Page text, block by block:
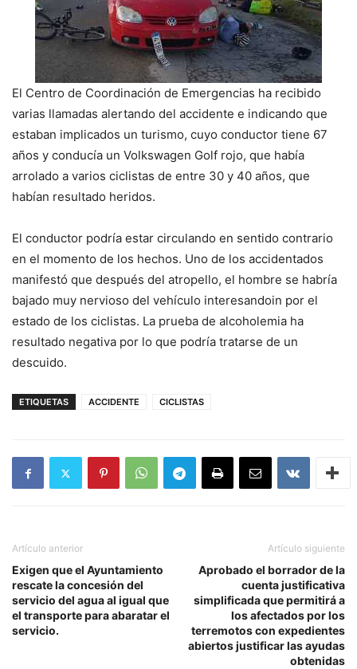
El Centro de Coordinación de Emergencias ha recibido
varias llamadas alertando del accidente e indicando que
estaban implicados un turismo, cuyo conductor tiene 67
años y conducía un Volkswagen Golf rojo, que había
arrolado a varios ciclistas de entre 30 y 40 años, que
habían resultado heridos.
El conductor podría estar circulando en sentido contrario
en el momento de los hechos. Uno de los accidentados
manifestó que después del atropello, el hombre se habría
bajado muy nervioso del vehículo interesandoin por el
estado de los ciclistas. La prueba de alcoholemia ha
resultado negativa por lo que podría tratarse de un
descuido.
ETIQUETAS ACCIDENTE CICLISTAS
Artículo anterior
Exigen que el Ayuntamiento
rescate la concesión del
servicio del agua al igual que
el transporte para abaratar el
servicio.
Artículo siguiente
Aprobado el borrador de la
cuenta justificativa
simplificada que permitirá a
los afectados por los
terremotos con expedientes
abiertos justificar las ayudas
obtenidas